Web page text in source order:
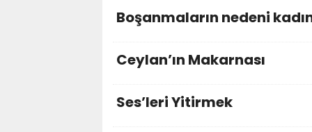
Boşanmaların nedeni
Ceylan’ın Makarnası
Ses’leri Yitirmek